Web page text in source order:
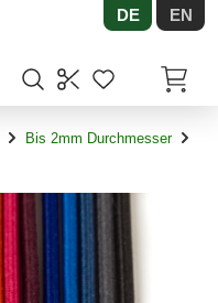
DE EN
Bis 2mm Durchmesser